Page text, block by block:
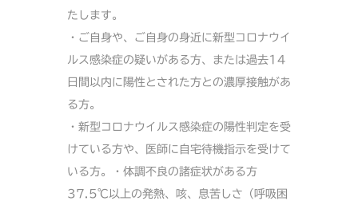
たします。
・ご自身や、ご自身の身近に新型コロナウイ
ルス感染症の疑いがある方、または過去14
日間以内に陽性とされた方との濃厚接触があ
る方。
・新型コロナウイルス感染症の陽性判定を受
けている方や、医師に自宅待機指示を受けて
いる方。・体調不良の諸症状がある方
37.5℃以上の発熱、咳、息苦しさ（呼吸困